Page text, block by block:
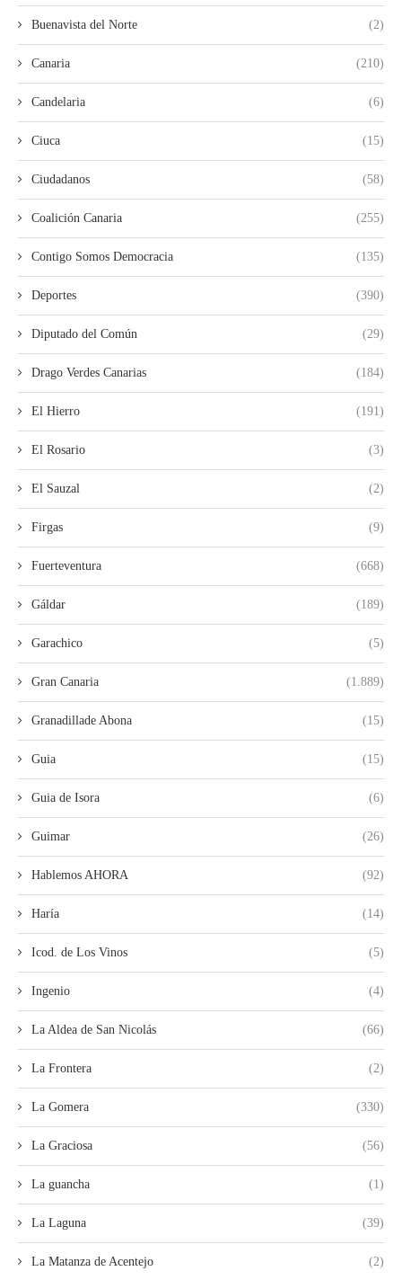
Buenavista del Norte (2)
Canaria (210)
Candelaria (6)
Ciuca (15)
Ciudadanos (58)
Coalición Canaria (255)
Contigo Somos Democracia (135)
Deportes (390)
Diputado del Común (29)
Drago Verdes Canarias (184)
El Hierro (191)
El Rosario (3)
El Sauzal (2)
Firgas (9)
Fuerteventura (668)
Gáldar (189)
Garachico (5)
Gran Canaria (1.889)
Granadillade Abona (15)
Guia (15)
Guia de Isora (6)
Guimar (26)
Hablemos AHORA (92)
Haría (14)
Icod. de Los Vinos (5)
Ingenio (4)
La Aldea de San Nicolás (66)
La Frontera (2)
La Gomera (330)
La Graciosa (56)
La guancha (1)
La Laguna (39)
La Matanza de Acentejo (2)